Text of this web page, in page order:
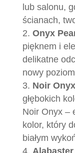
lub salonu,
ścianach,
Onyx
pięknem i
delikatne
nowy
Noir Onyx
głębokich
Noir Onyx –
kolor, który
białym